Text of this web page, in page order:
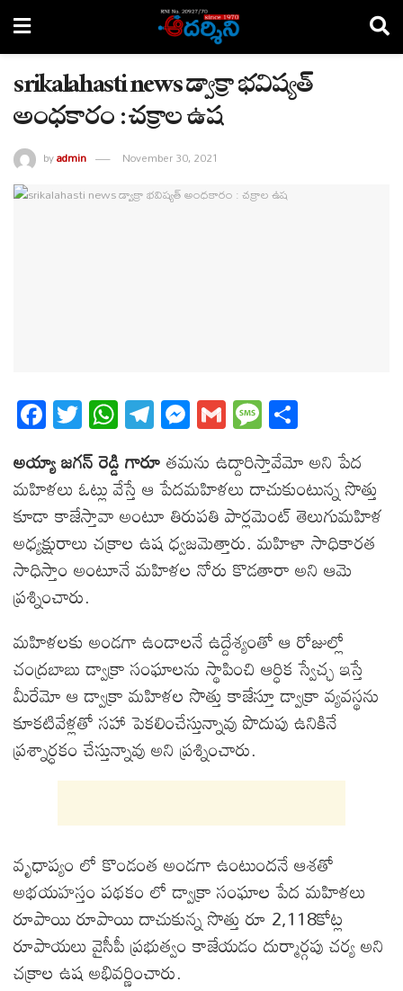
srikalahasti news డ్వాక్రా భవిష్యత్
అంధకారం : చక్రాల ఉష
byadmin November 30, 2021
Fa
ce
bo
ok
T
wi
tt
er
W
ha
ts
A
pp
T
el
eg
ra
m
M
es
se
ng
er
G
m
ail
M
es
sa
ge
ha
re
అయ్యా జగన్ రెడ్డి గారూతమను ఉద్దారిస్తావేమో అని పేద
మహిళలు ఓట్లు వేస్తే ఆ పేదమహిళలు దాచుకుంటున్న సొత్తు
కూడా కాజేస్తావా అంటూ తిరుపతి పార్లమెంట్ తెలుగుమహిళ
అధ్యక్షురాలు చక్రాల ఉష ధ్వజమెత్తారు. మహిళా సాధికారత
సాధిస్తాం అంటూనే మహిళల నోరు కొడతారా అని ఆమె
ప్రశ్నించారు.
మహిళలకు అండగా ఉండాలనే ఉద్దేశ్యంతో ఆ రోజుల్లో
చంద్రబాబు డ్వాక్రా సంఘాలను స్థాపించి ఆర్ధిక స్వేచ్ఛ ఇస్తే
మీరేమో ఆ డ్వాక్రా మహిళల సొత్తు కాజేస్తూ డ్వాక్రా వ్యవస్థను
కూకటివేళ్లతో సహా పెకలించేస్తున్నావు పొదుపు ఉనికినే
ప్రశ్నార్ధకం చేస్తున్నావు అని ప్రశ్నించారు.
వృధాప్యం లో కొండంత అండగా ఉంటుందనే ఆశతో
అభయహస్తం పథకం లో డ్వాక్రా సంఘాల పేద మహిళలు
రూపాయి రూపాయి దాచుకున్న సొత్తు రూ 2,118కోట్ల
రూపాయలు వైసీపీ ప్రభుత్వం కాజేయడం దుర్మార్గపు చర్య అని
చక్రాల ఉష అభివర్ణించారు.